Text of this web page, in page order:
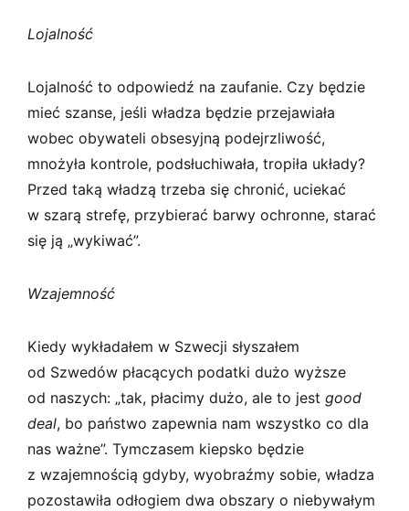
Lojalność
Lojalność to odpowiedź na zaufanie. Czy będzie
mieć szanse, jeśli władza będzie przejawiała
wobec obywateli obsesyjną podejrzliwość,
mnożyła kontrole, podsłuchiwała, tropiła układy?
Przed taką władzą trzeba się chronić, uciekać
w szarą strefę, przybierać barwy ochronne, starać
się ją „wykiwać”.
Wzajemność
Kiedy wykładałem w Szwecji słyszałem
od Szwedów płacących podatki dużo wyższe
od naszych: „tak, płacimy dużo, ale to jest good
deal, bo państwo zapewnia nam wszystko co dla
nas ważne”. Tymczasem kiepsko będzie
z wzajemnością gdyby, wyobraźmy sobie, władza
pozostawiła odłogiem dwa obszary o niebywałym